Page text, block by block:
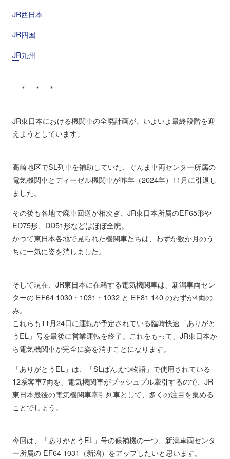
JR西日本
JR四国
JR九州
＊ ＊ ＊
JR東日本における機関車の全廃計画が、いよいよ最終段階を迎
えようとしています。
高崎地区でSL列車を補助していた、ぐんま車両センター所属の
電気機関車とディーゼル機関車が昨年（2024年）11月に引退し
ました。
その後も各地で廃車回送が相次ぎ、JR東日本所属のEF65形や
ED75形、DD51形などはほぼ全廃。
かつて東日本各地で見られた機関車たちは、わずか数か月のう
ちに一気に姿を消しました。
そして現在、JR東日本に在籍する電気機関車は、新潟車両セン
ターの EF64 1030・1031・1032 と EF81 140 のわずか4両の
み。
これらも11月24日に運転が予定されている臨時快速「ありがと
うEL」号を最後に営業運転を終了。これをもって、JR東日本か
ら電気機関車が完全に姿を消すことになります。
「ありがとうEL」は、「SLばんえつ物語」で使用されている
12系客車7両を、電気機関車がプッシュプル牽引するので、JR
東日本最後の電気機関車牽引列車として、多くの注目を集める
ことでしょう。
今回は、「ありがとうEL」号の候補機の一つ、新潟車両センタ
ー所属の EF64 1031（新潟）をアップしたいと思います。